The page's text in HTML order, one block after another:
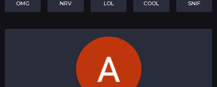
OMG NRV LOL COOL SNIF